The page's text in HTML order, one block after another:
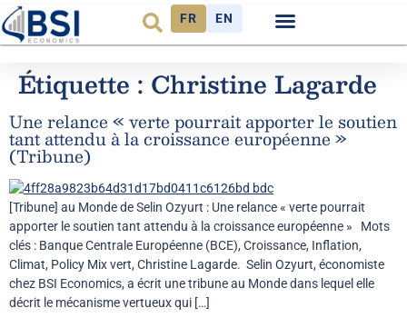
FR EN
Étiquette : Christine Lagarde
Une relance « verte pourrait apporter le soutien
tant attendu à la croissance européenne »
(Tribune)
[Tribune] au Monde de Selin Ozyurt : Une relance « verte pourrait
apporter le soutien tant attendu à la croissance européenne » Mots
clés : Banque Centrale Européenne (BCE), Croissance, Inflation,
Climat, Policy Mix vert, Christine Lagarde. Selin Ozyurt, économiste
chez BSI Economics, a écrit une tribune au Monde dans lequel elle
décrit le mécanisme vertueux qui […]